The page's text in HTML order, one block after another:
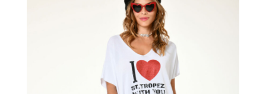
options
peuvent
être
choisies
page